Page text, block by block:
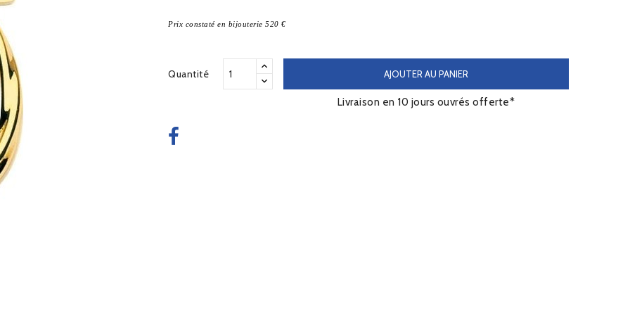
Prix constaté en bijouterie 520 €
Quantité AJOUTER AU PANIER
Livraison en 10 jours ouvrés offerte*